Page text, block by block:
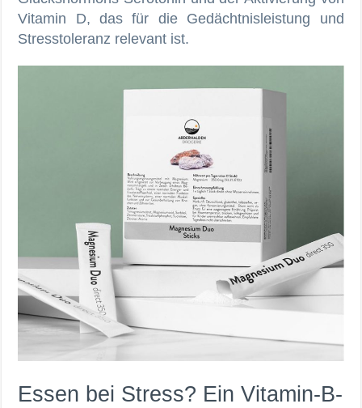
Vitamin D, das für die Gedächtnisleistung und
Stresstoleranz relevant ist.
Essen bei Stress? Ein Vitamin-B-